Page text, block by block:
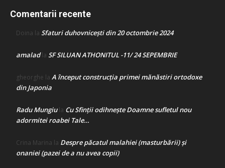
Comentarii recente
Doina la Sfaturi duhovnicești din 20 octombrie 2024
amaladla SF SILUAN ATHONITUL -11/ 24 SEPEMBRIE
gheorghe la A început construcţia primei mănăstiri ortodoxe
din Japonia
Radu Mungiula Cu Sfinții odihnește Doamne sufletul nou
adormitei roabei Tale…
Crina Marina la Despre păcatul malahiei (masturbării) şi
onaniei (pazei de a nu avea copii)